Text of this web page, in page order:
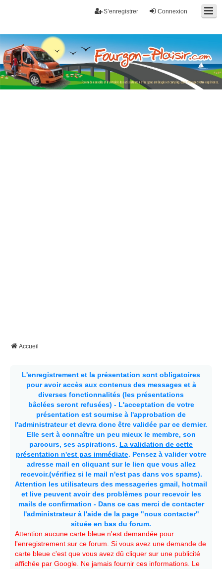
Connexion
S’enregistrer
Fourgon-plaisir.com
Forum de conseils et d'entraide des utilisateurs de fourgons, fourgons
aménagés, vans et de camping-car. Partagez votre expérience.
Accueil
L'enregistrement et la présentation sont obligatoires
pour avoir accès aux contenus des messages et à
diverses fonctionnalités (les présentations
bâclées seront refusées) - L'acceptation de votre
présentation est soumise à l'approbation de
l'administrateur et devra donc être validée par ce dernier.
Elle sert à connaître un peu mieux le membre, son
parcours, ses aspirations. La validation de cette
présentation n'est pas immédiate. Pensez à valider votre
adresse mail en cliquant sur le lien que vous allez
recevoir.(vérifiez si le mail n'est pas dans vos spams).
Attention les utilisateurs des messageries gmail, hotmail
et live peuvent avoir des problèmes pour recevoir les
mails de confirmation - Dans ce cas merci de contacter
l'administrateur à l'aide de la page "nous contacter"
située en bas du forum.
Attention aucune carte bleue n'est demandée pour
l'enregistrement sur ce forum. Si vous avez une demande de
carte bleue c'est que vous avez dû cliquer sur une publicité
affichée par Google. Ne jamais fournir ces informations. Le